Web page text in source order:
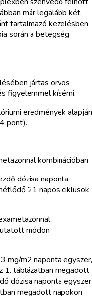
már legalább két,
tartalmazó kezelésben
során a betegség
jártas orvos
figyelemmel kísérni.
eredmények alapján
pont).
kombinációban
dózisa naponta
21 napos ciklusok
módon
mg/m2 naponta egyszer,
1. táblázatban megadott
dózisa naponta egyszer
megadott napokon